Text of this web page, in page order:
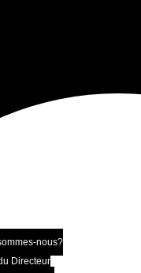
nous?
Directeur